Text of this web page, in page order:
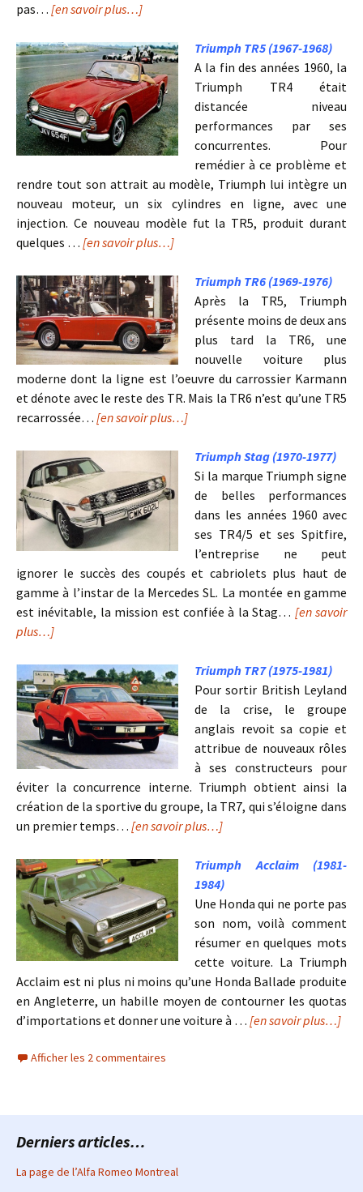
pas… [en savoir plus…]
Triumph TR5 (1967-1968)
A la fin des années 1960, la
Triumph TR4 était
distancée niveau
performances par ses
concurrentes. Pour
remédier à ce problème et
rendre tout son attrait au modèle, Triumph lui intègre un
nouveau moteur, un six cylindres en ligne, avec une
injection. Ce nouveau modèle fut la TR5, produit durant
quelques … [en savoir plus…]
Triumph TR6 (1969-1976)
Après la TR5, Triumph
présente moins de deux ans
plus tard la TR6, une
nouvelle voiture plus
moderne dont la ligne est l’oeuvre du carrossier Karmann
et dénote avec le reste des TR. Mais la TR6 n’est qu’une TR5
recarrossée… [en savoir plus…]
Triumph Stag (1970-1977)
Si la marque Triumph signe
de belles performances
dans les années 1960 avec
ses TR4/5 et ses Spitfire,
l’entreprise ne peut
ignorer le succès des coupés et cabriolets plus haut de
gamme à l’instar de la Mercedes SL. La montée en gamme
est inévitable, la mission est confiée à la Stag… [en savoir
plus…]
Triumph TR7 (1975-1981)
Pour sortir British Leyland
de la crise, le groupe
anglais revoit sa copie et
attribue de nouveaux rôles
à ses constructeurs pour
éviter la concurrence interne. Triumph obtient ainsi la
création de la sportive du groupe, la TR7, qui s’éloigne dans
un premier temps… [en savoir plus…]
Triumph Acclaim (1981-
1984)
Une Honda qui ne porte pas
son nom, voilà comment
résumer en quelques mots
cette voiture. La Triumph
Acclaim est ni plus ni moins qu’une Honda Ballade produite
en Angleterre, un habille moyen de contourner les quotas
d’importations et donner une voiture à … [en savoir plus…]
Afficher les 2 commentaires
Derniers articles…
La page de l’Alfa Romeo Montreal